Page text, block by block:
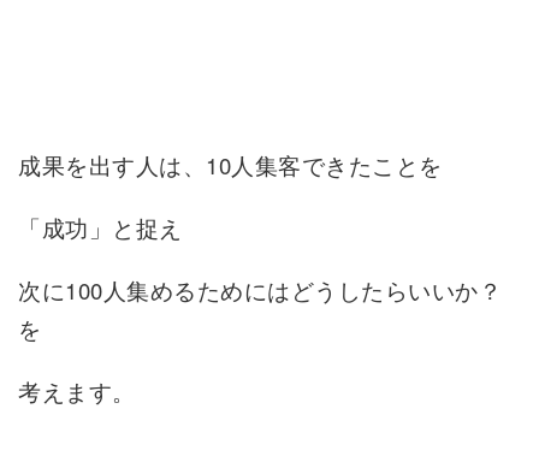
成果を出す人は、10人集客できたことを
「成功」と捉え
次に100人集めるためにはどうしたらいいか？
を
考えます。